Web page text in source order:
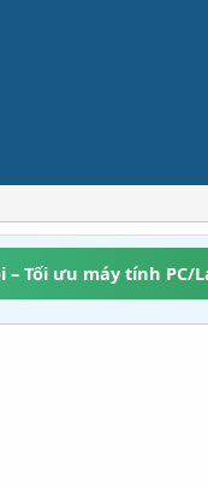
Tối ưu máy tính PC/